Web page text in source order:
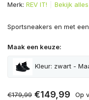
Merk: REV IT! Bekijk
Sportsneakers en met
Maak een keuze:
Kleur: zwart -
€179,99 €149,99 Op